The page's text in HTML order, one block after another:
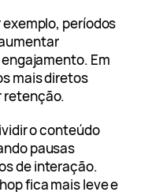
períodos
Em
mais diretos
retenção.
o conteúdo
pausas
de interação.
fica mais leve e